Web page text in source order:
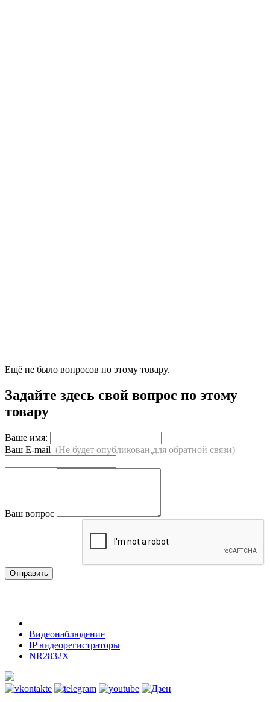
Ещё не было вопросов по этому товару.
Задайте здесь свой вопрос по этому
товару
Ваше имя:
Ваш E-mail (Не будет опубликован,для обратной связи)
Ваш вопрос
Отправить
Видеонаблюдение
IP видеорегистраторы
NR2832X